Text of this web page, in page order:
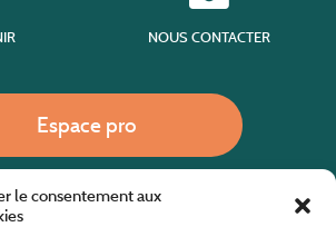
le consentement aux
NOUS CONTACTER
Espace pro